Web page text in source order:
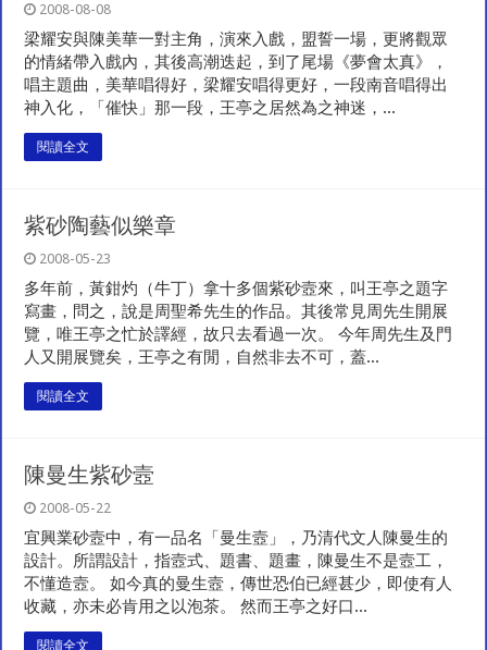
2008-08-08
梁耀安與陳美華一對主角，演來入戲，盟誓一場，更將觀眾
的情緒帶入戲內，其後高潮迭起，到了尾場《夢會太真》，
唱主題曲，美華唱得好，梁耀安唱得更好，一段南音唱得出
神入化，「催快」那一段，王亭之居然為之神迷，...
閱讀全文
紫砂陶藝似樂章
2008-05-23
多年前，黃鉗灼（牛丁）拿十多個紫砂壼來，叫王亭之題字
寫畫，問之，說是周聖希先生的作品。其後常見周先生開展
覽，唯王亭之忙於譯經，故只去看過一次。 今年周先生及門
人又開展覽矣，王亭之有閒，自然非去不可，蓋...
閱讀全文
陳曼生紫砂壼
2008-05-22
宜興業砂壼中，有一品名「曼生壼」，乃清代文人陳曼生的
設計。所謂設計，指壼式、題書、題畫，陳曼生不是壼工，
不懂造壼。 如今真的曼生壼，傳世恐伯已經甚少，即使有人
收藏，亦未必肯用之以泡茶。 然而王亭之好口...
閱讀全文